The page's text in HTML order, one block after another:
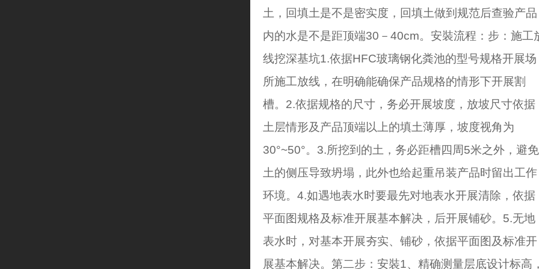
土，回填土是不是密实度，回填土做到规范后查验产品
内的水是不是距顶端30－40cm。安裝流程：步：施工
线挖深基坑1.依据HFC玻璃钢化粪池的型号规格开展场
所施工放线，在明确能确保产品规格的情形下开展割
槽。2.依据规格的尺寸，务必开展坡度，放坡尺寸依据
土层情形及产品顶端以上的填土薄厚，坡度视角为
30°~50°。3.所挖到的土，务必距槽四周5米之外，避免
土的侧压导致坍塌，此外也给起重吊装产品时留出工作
环境。4.如遇地表水时要最先对地表水开展清除，依据
平面图规格及标准开展基本解决，后开展铺砂。5.无地
表水时，对基本开展夯实、铺砂，依据平面图及标准开
展基本解决。第二步：安裝1、精确测量层底设计标高